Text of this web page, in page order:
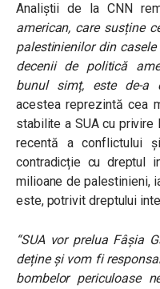
Analiștii de la CNN
american, care susține
palestinienilor din
decenii de politică
bunul simț, este de-a
acestea reprezintă cea
stabilite a SUA cu
recentă a conflictului
contradicție cu dreptul
milioane de palestinieni,
este, potrivit dreptului
“SUA vor prelua Fâșia
deține și vom fi
bombelor periculoase